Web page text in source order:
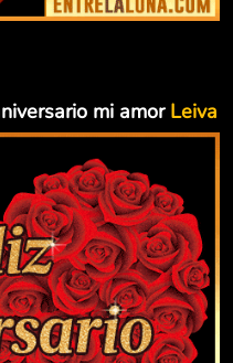
mi amor Leiva